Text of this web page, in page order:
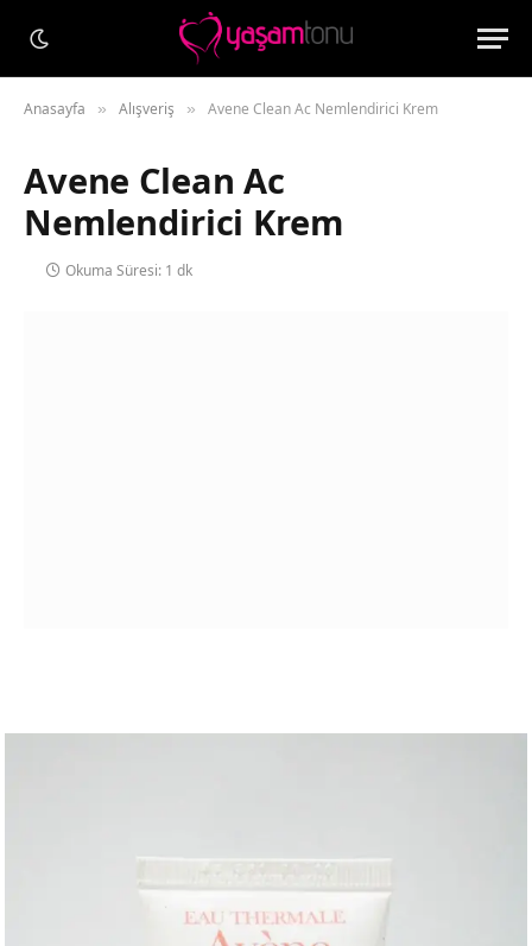
Anasayfa » Alışveriş » Avene Clean Ac Nemlendirici Krem
Avene Clean Ac
Nemlendirici Krem
Okuma Süresi: 1 dk